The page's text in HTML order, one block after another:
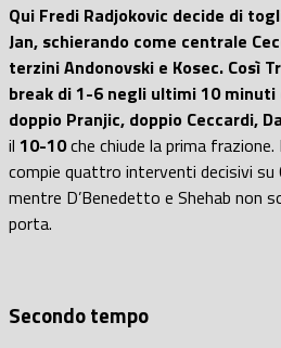
Qui Fredi Radjokovic decide di
Jan, schierando come centrale
terzini Andonovski e Kosec. Così
break di 1-6 negli ultimi 10
doppio Pranjic, doppio Ceccardi,
il 10-10che chiude la prima
compie quattro interventi decisivi su
mentre D’Benedetto e Shehab non
porta.
Secondo tempo